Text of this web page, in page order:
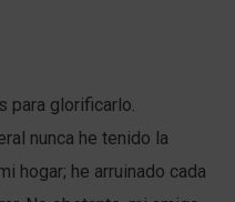
para glorificarlo.
nunca he tenido la
hogar; he arruinado cada